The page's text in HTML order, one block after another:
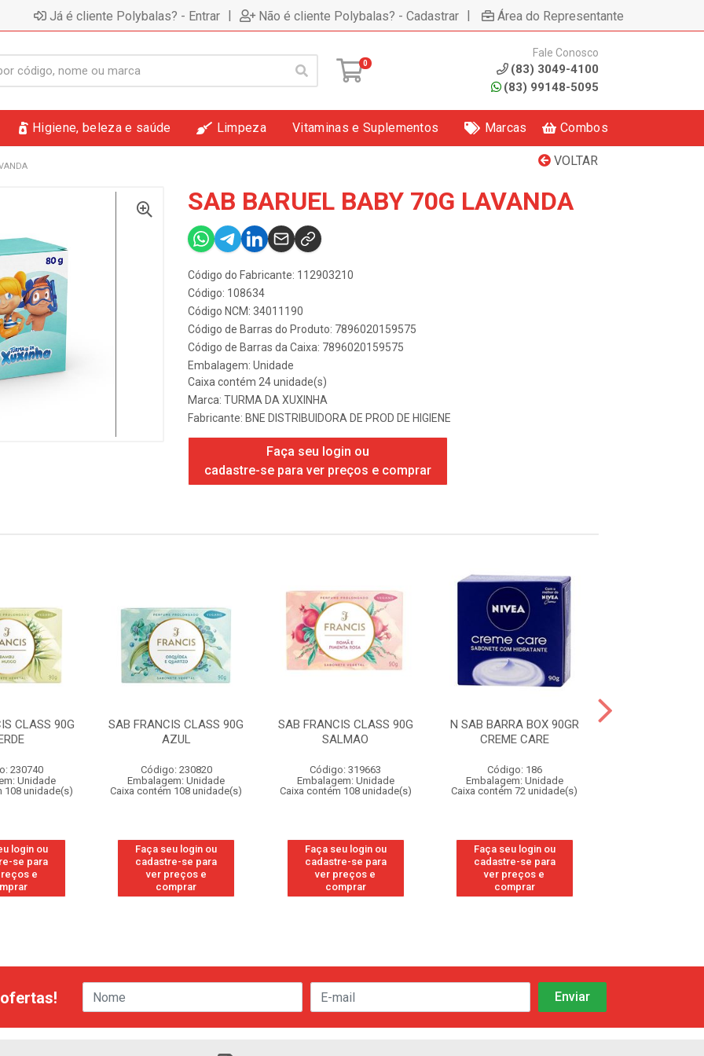
Já é cliente Polybalas? - Entrar | Não é cliente Polybalas? - Cadastrar | Área do Representante
0
Fale Conosco
(83) 3049-4100
(83) 99148-5095
Higiene, beleza e saúde Limpeza Vitaminas e Suplementos Marcas Combos
VOLTAR
SAB BARUEL BABY 70G LAVANDA
Código do Fabricante: 112903210
Código: 108634
Código NCM: 34011190
Código de Barras do Produto: 7896020159575
Código de Barras da Caixa: 7896020159575
Embalagem: Unidade
Caixa contém 24 unidade(s)
Marca: TURMA DA XUXINHA
Fabricante: BNE DISTRIBUIDORA DE PROD DE HIGIENE
Faça seu login ou
cadastre-se para ver preços e comprar
CLASS 90G
230740
Unidade
108 unidade(s)
login ou
se para
e
SAB FRANCIS CLASS 90G
AZUL
Código: 230820
Embalagem: Unidade
Caixa contém 108 unidade(s)
Faça seu login ou
cadastre-se para
ver preços e
comprar
SAB FRANCIS CLASS 90G
SALMAO
Código: 319663
Embalagem: Unidade
Caixa contém 108 unidade(s)
Faça seu login ou
cadastre-se para
ver preços e
comprar
N SAB BARRA BOX 90GR
CREME CARE
Código: 186
Embalagem: Unidade
Caixa contém 72 unidade(s)
Faça seu login ou
cadastre-se para
ver preços e
comprar